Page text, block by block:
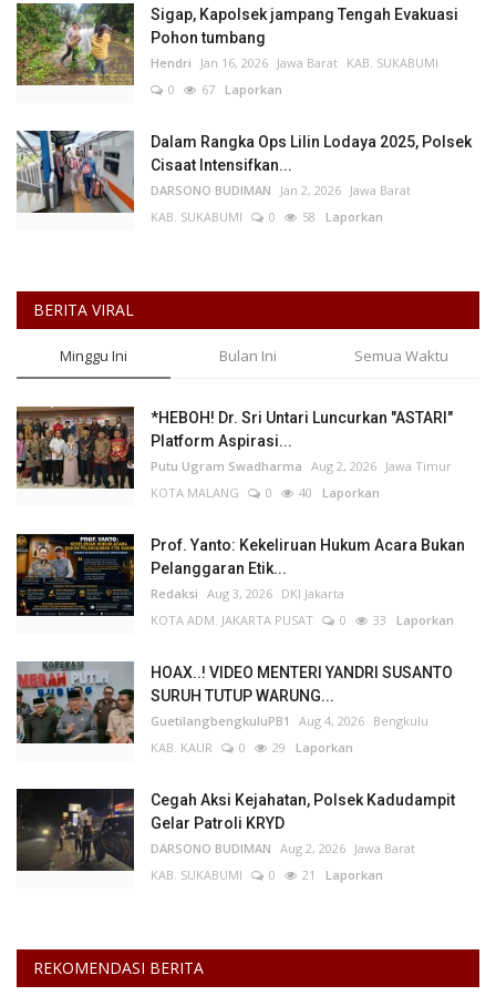
Sigap, Kapolsek jampang Tengah Evakuasi
Pohon tumbang
Hendri Jan 16, 2026 Jawa Barat KAB. SUKABUMI
0
67 Laporkan
Dalam Rangka Ops Lilin Lodaya 2025, Polsek
Cisaat Intensifkan...
DARSONO BUDIMAN Jan 2, 2026 Jawa Barat
KAB. SUKABUMI
0 58 Laporkan
BERITA VIRAL
Minggu Ini Bulan Ini Semua Waktu
*HEBOH! Dr. Sri Untari Luncurkan "ASTARI"
Platform Aspirasi...
Putu Ugram Swadharma Aug 2, 2026 Jawa Timur
KOTA MALANG
0 40 Laporkan
Prof. Yanto: Kekeliruan Hukum Acara Bukan
Pelanggaran Etik...
Redaksi Aug 3, 2026 DKI Jakarta
KOTA ADM. JAKARTA PUSAT
0 33 Laporkan
HOAX..! VIDEO MENTERI YANDRI SUSANTO
SURUH TUTUP WARUNG...
GuetilangbengkuluPB1 Aug 4, 2026 Bengkulu
KAB. KAUR
0 29 Laporkan
Cegah Aksi Kejahatan, Polsek Kadudampit
Gelar Patroli KRYD
DARSONO BUDIMAN Aug 2, 2026 Jawa Barat
KAB. SUKABUMI
0 21 Laporkan
REKOMENDASI BERITA